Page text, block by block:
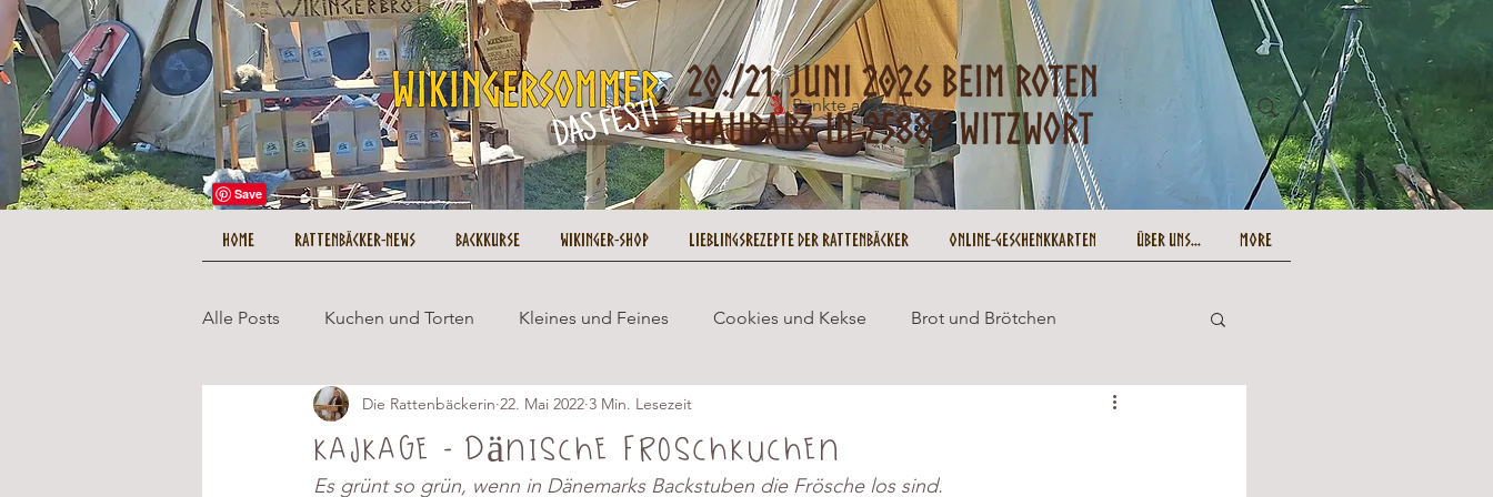
Punkte ansehen
Alle Posts Kuchen und Torten Kleines und Feines Cookies und Kekse Brot und Brötchen
Herzhaftes und Hauptgerichte Wikingersommer
Kajkage - dänische Froschkuchen
Die Rattenbäckerin 22. Mai 2022 3 Min. Lesezeit
Es grünt so grün, wenn in Dänemarks Backstuben die Frösche los sind.
HOME Rattenbäcker-News Backkurse Wikinger-Shop Lieblingsrezepte der Rattenbäcker Online-Geschenkkarten Über uns... More